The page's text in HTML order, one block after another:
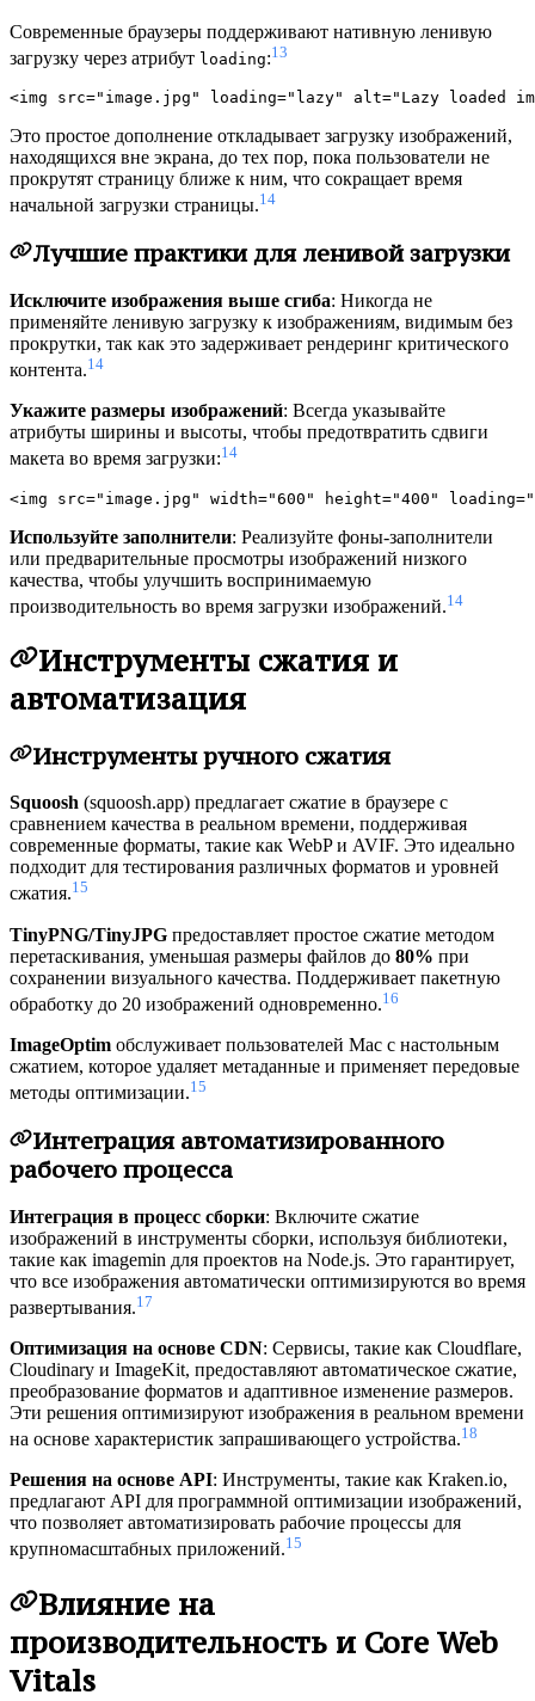
Современные браузеры поддерживают нативную ленивую
загрузку через атрибут loading:13
Это простое дополнение откладывает загрузку изображений,
находящихся вне экрана, до тех пор, пока пользователи не
прокрутят страницу ближе к ним, что сокращает время
начальной загрузки страницы.14
Лучшие практики для ленивой загрузки
Исключите изображения выше сгиба: Никогда не
применяйте ленивую загрузку к изображениям, видимым без
прокрутки, так как это задерживает рендеринг критического
контента.14
Укажите размеры изображений: Всегда указывайте
атрибуты ширины и высоты, чтобы предотвратить сдвиги
макета во время загрузки:14
Используйте заполнители: Реализуйте фоны-заполнители
или предварительные просмотры изображений низкого
качества, чтобы улучшить воспринимаемую
производительность во время загрузки изображений.14
Инструменты сжатия и
автоматизация
Инструменты ручного сжатия
Squoosh (squoosh.app) предлагает сжатие в браузере с
сравнением качества в реальном времени, поддерживая
современные форматы, такие как WebP и AVIF. Это идеально
подходит для тестирования различных форматов и уровней
сжатия.15
TinyPNG/TinyJPG предоставляет простое сжатие методом
перетаскивания, уменьшая размеры файлов до 80% при
сохранении визуального качества. Поддерживает пакетную
обработку до 20 изображений одновременно.16
ImageOptim обслуживает пользователей Mac с настольным
сжатием, которое удаляет метаданные и применяет передовые
методы оптимизации.15
Интеграция автоматизированного
рабочего процесса
Интеграция в процесс сборки: Включите сжатие
изображений в инструменты сборки, используя библиотеки,
такие как imagemin для проектов на Node.js. Это гарантирует,
что все изображения автоматически оптимизируются во время
развертывания.17
Оптимизация на основе CDN: Сервисы, такие как Cloudflare,
Cloudinary и ImageKit, предоставляют автоматическое сжатие,
преобразование форматов и адаптивное изменение размеров.
Эти решения оптимизируют изображения в реальном времени
на основе характеристик запрашивающего устройства.18
Решения на основе API: Инструменты, такие как Kraken.io,
предлагают API для программной оптимизации изображений,
что позволяет автоматизировать рабочие процессы для
крупномасштабных приложений.15
Влияние на
производительность и Core Web
Vitals